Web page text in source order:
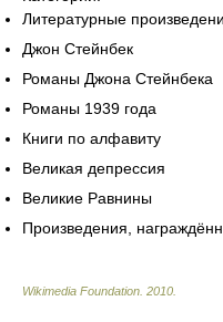
Литературные
Джон Стейнбек
Романы Джона Стейнбека
Романы 1939 года
Книги по алфавиту
Великая депрессия
Великие Равнины
Произведения,
Wikimedia Foundation 2010